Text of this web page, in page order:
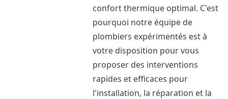
confort thermique optimal. C'est
pourquoi notre équipe de
plombiers expérimentés est à
votre disposition pour vous
proposer des interventions
rapides et efficaces pour
l'installation, la réparation et la